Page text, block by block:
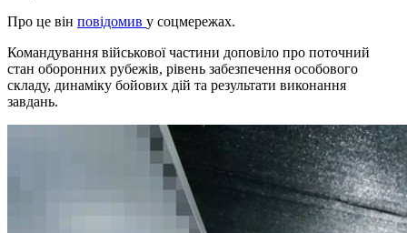
Про це він повідомив у соцмережах.
Командування військової частини доповіло про поточний
стан оборонних рубежів, рівень забезпечення особового
складу, динаміку бойових дій та результати виконання
завдань.